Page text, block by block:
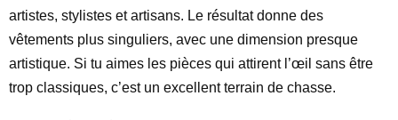
artistes, stylistes et artisans. Le résultat donne des
vêtements plus singuliers, avec une dimension presque
artistique. Si tu aimes les pièces qui attirent l’œil sans être
trop classiques, c’est un excellent terrain de chasse.